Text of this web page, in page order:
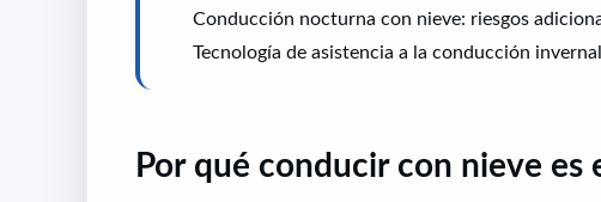
Conducción nocturna con nieve: riesgos
Tecnología de asistencia a la conducción invernal
Por qué conducir con nieve es